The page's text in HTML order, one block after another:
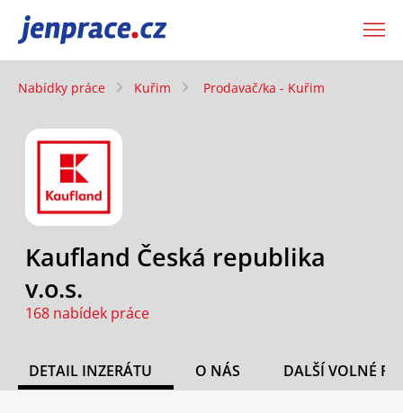
JenPráce.cz
Nabídky práce Kuřim Prodavač/ka - Kuřim
Kaufland Česká republika
v.o.s.
168 nabídek práce
DETAIL INZERÁTU O NÁS DALŠÍ VOLNÉ